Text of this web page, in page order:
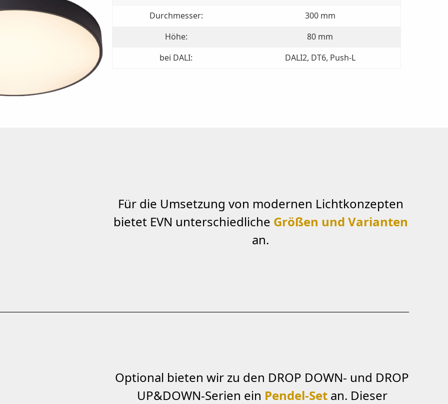
Durchmesser:
300 mm
Höhe:
80 mm
bei DALI:
DALI2, DT6, Push-L
Für die Umsetzung von modernen Lichtkonzepten
bietet EVN unterschiedliche Größen und Varianten
an.
Optional bieten wir zu den DROP DOWN- und DROP
UP&DOWN-Serien ein Pendel-Setan. Dieser